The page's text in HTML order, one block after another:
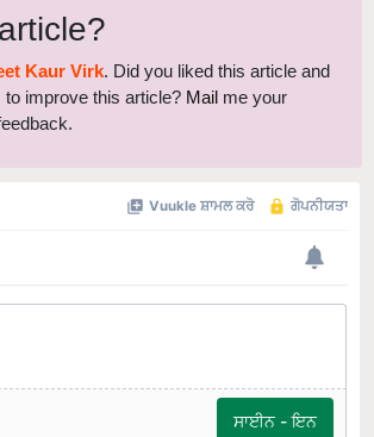
Kaur Virk. Did you liked this article and
improve this article? Mail me your